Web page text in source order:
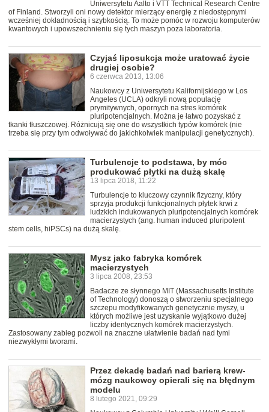
Uniwersytetu Aalto i VTT Technical Research Centre
of Finland. Stworzyli oni nowy detektor mierzący energię z niedostępnymi
wcześniej dokładnością i szybkością. To może pomóc w rozwoju komputerów
kwantowych i upowszechnieniu się tych maszyn poza laboratoria.
Czyjaś liposukcja może uratować życie
drugiej osobie?
6 czerwca 2013, 13:06
Naukowcy z Uniwersytetu Kalifornijskiego w Los
Angeles (UCLA) odkryli nową populację
prymitywnych, opornych na stres komórek
pluripotencjalnych. Można je łatwo pozyskać z
tkanki tłuszczowej. Różnicują się one do wszystkich typów komórek (nie
trzeba się przy tym odwoływać do jakichkolwiek manipulacji genetycznych).
Turbulencje to podstawa, by móc
produkować płytki na dużą skalę
13 lipca 2018, 11:22
Turbulencje to kluczowy czynnik fizyczny, który
sprzyja produkcji funkcjonalnych płytek krwi z
ludzkich indukowanych pluripotencjalnych komórek
macierzystych (ang. human induced pluripotent
stem cells, hiPSCs) na dużą skalę.
Mysz jako fabryka komórek
macierzystych
3 lipca 2008, 23:53
Badacze ze słynnego MIT (Massachusetts Institute
of Technology) donoszą o stworzeniu specjalnego
szczepu modyfikowanych genetycznie myszy, u
których możliwe jest uzyskanie wyjątkowo dużej
liczby identycznych komórek macierzystych.
Zastosowany zabieg pozwoli na znaczne ułatwienie badań nad tymi
niezwykłymi tworami.
Przez dekadę badań nad barierą krew-
mózg naukowcy opierali się na błędnym
modelu
8 lutego 2021, 09:29